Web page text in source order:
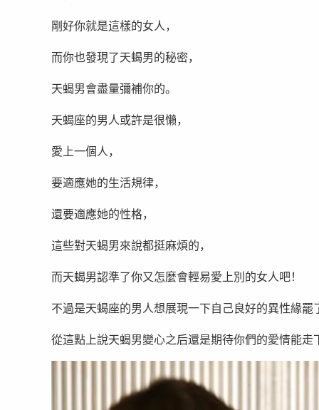
剛好你就是這樣的女人，
而你也發現了天蝎男的秘密，
天蝎男會盡量彌補你的。
天蝎座的男人或許是很懶，
愛上一個人，
要適應她的生活規律，
還要適應她的性格，
這些對天蝎男來說都挺麻煩的，
而天蝎男認準了你又怎麼會輕易愛上別的女人吧！
不過是天蝎座的男人想展現一下自己良好的異性緣罷
從這點上說天蝎男變心之后還是期待你們的愛情能走